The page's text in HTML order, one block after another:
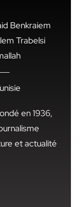
Benkraiem
Trabelsi
en 1936,
et actualité